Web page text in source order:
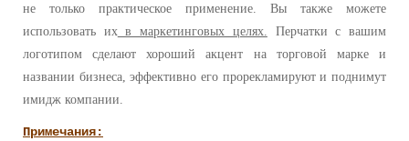
не только практическое применение. Вы также можете
использовать ихв маркетинговых целях. Перчатки с вашим
логотипом сделают хороший акцент на торговой марке и
названии бизнеса, эффективно его прорекламируют и поднимут
имидж компании.
Примечания: